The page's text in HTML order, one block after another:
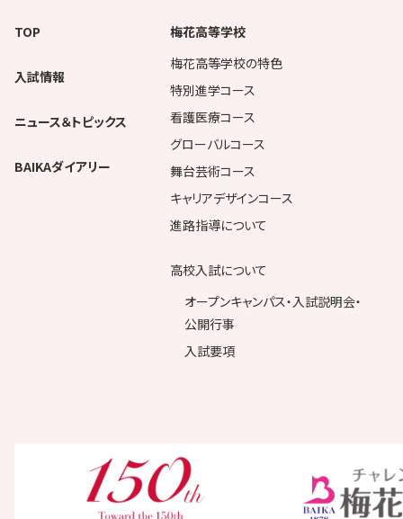
TOP
入試情報
ニュース＆トピックス
BAIKAダイアリー
梅花高等学校
梅花高等学校の特色
特別進学コース
看護医療コース
グローバルコース
舞台芸術コース
キャリアデザインコース
進路指導について
高校入試について
オープンキャンパス・入試説明会・
公開行事
入試要項